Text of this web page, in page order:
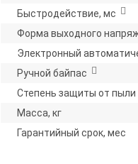
Быстродействие, мс
Форма выходного
Электронный
Ручной байпас
Степень защиты от пыли
Масса, кг
Гарантийный срок, мес